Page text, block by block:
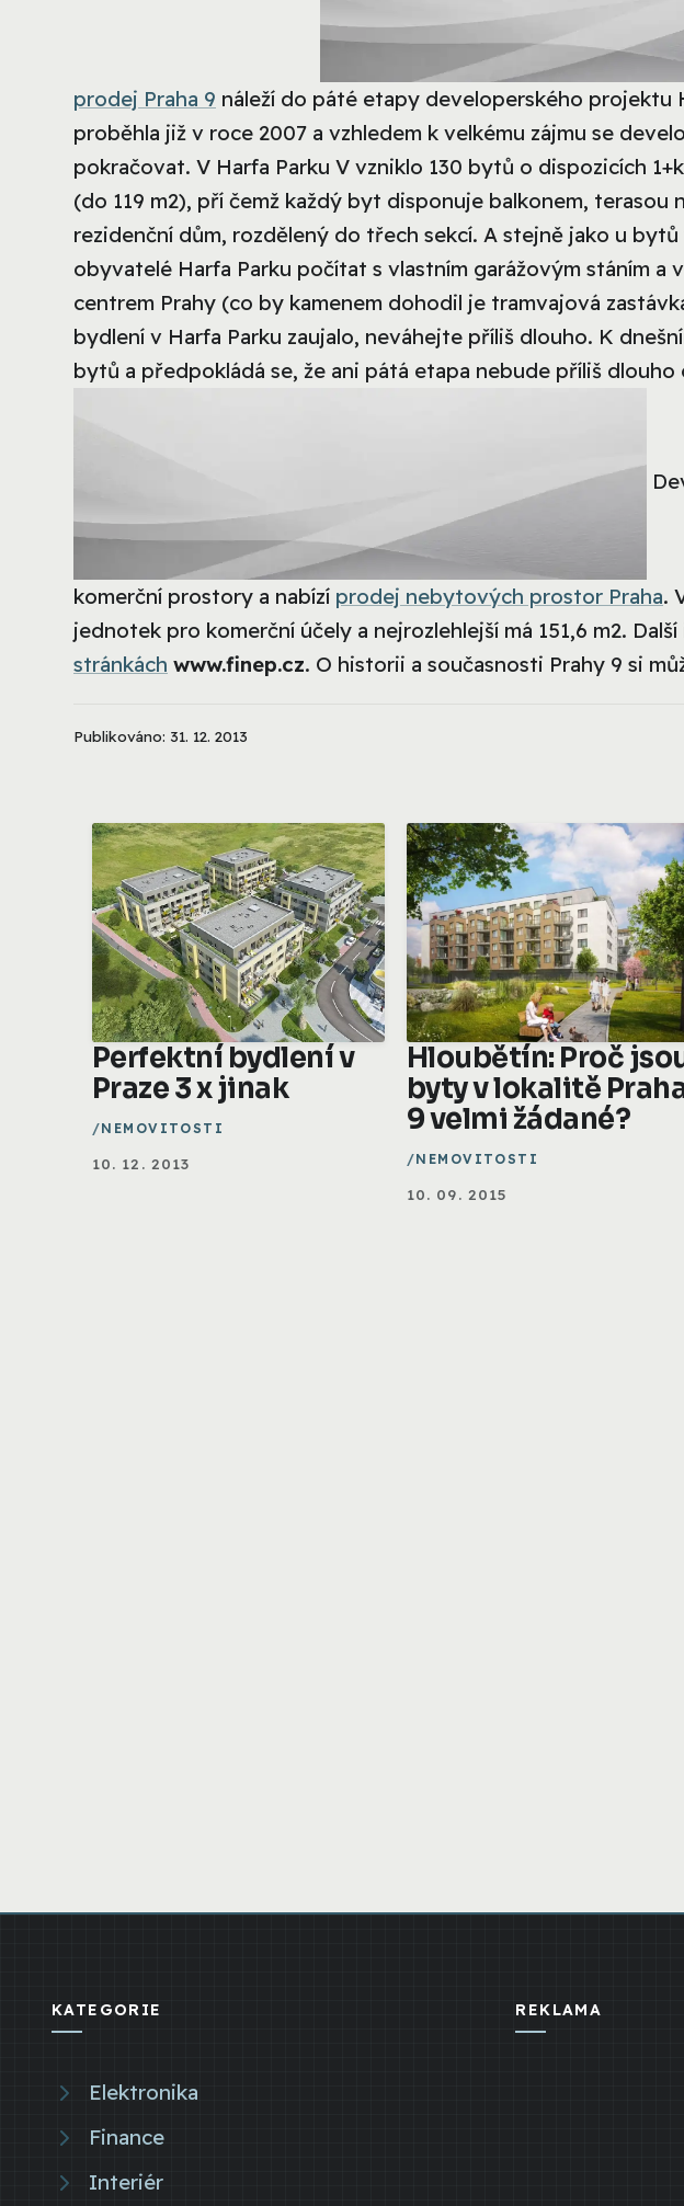
prodej Praha 9 náleží do páté etapy developerského projektu
proběhla již v roce 2007 a vzhledem k velkému zájmu se
pokračovat. V Harfa Parku V vzniklo 130 bytů o dispozicích
(do 119 m2), pří čemž každý byt disponuje balkonem,
rezidenční dům, rozdělený do třech sekcí. A stejně jako u
obyvatelé Harfa Parku počítat s vlastním garážovým stáním a
centrem Prahy (co by kamenem dohodil je tramvajová
bydlení v Harfa Parku zaujalo, neváhejte příliš dlouho. K
bytů a předpokládá se, že ani pátá etapa nebude příliš dlouho
komerční prostory a nabízí prodej nebytových prostor Praha.
jednotek pro komerční účely a nejrozlehlejší má 151,6 m2.
stránkách www.finep.cz. O historii a současnosti Prahy 9 si
Publikováno: 31. 12. 2013
Perfektní bydlení v
Praze 3 x jinak
NEMOVITOSTI
10. 12. 2013
Hloubětín: Proč
byty v lokalitě
9 velmi žádané?
NEMOVITOSTI
10. 09. 2015
KATEGORIE
Elektronika
Finance
Interiér
REKLAMA